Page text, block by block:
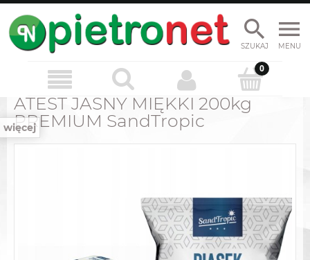
MENU
SZUKAJ
więcej
PIASEK DO PIASKOWNICY
ATEST JASNY MIĘKKI 200kg
PREMIUM SandTropic